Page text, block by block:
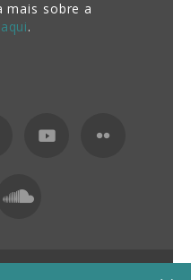
mais sobre a
aqui.